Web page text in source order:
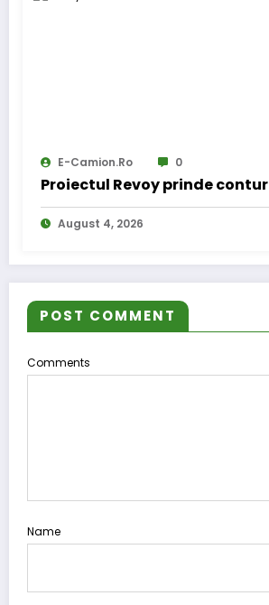
E-Camion.ro 0
Proiectul Revoy prinde contur
August 4, 2026
POST COMMENT
Comments
Name